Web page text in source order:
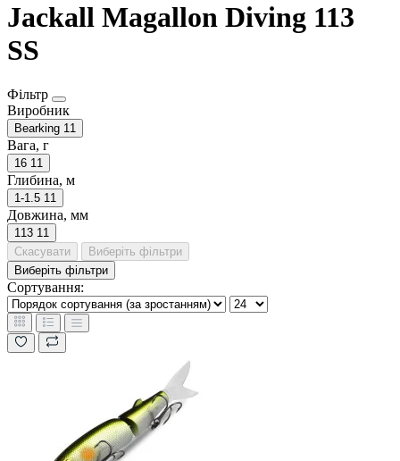
Jackall Magallon Diving 113
SS
Фільтр
Виробник
Bearking 11
Вага, г
16 11
Глибина, м
1-1.5 11
Довжина, мм
113 11
Скасувати
Виберіть фільтри
Виберіть фільтри
Сортування: